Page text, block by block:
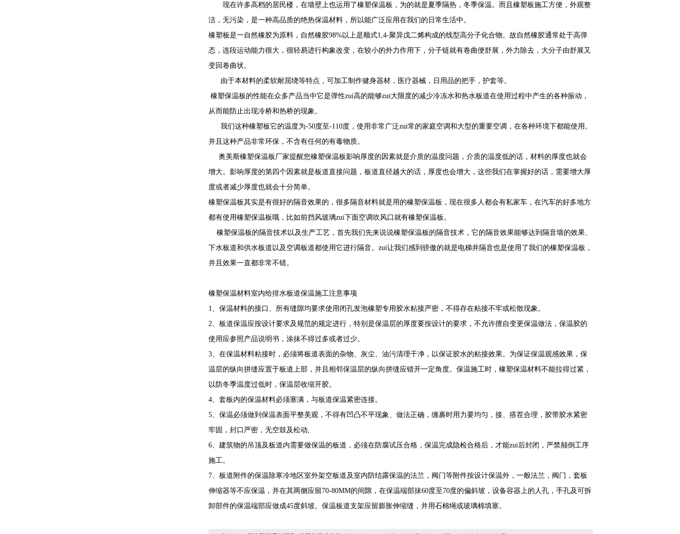
现在许多高档的居民楼，在墙壁上也运用了橡塑保温板，为的就是夏季隔热，冬季保温。而且橡塑板施工方便，外观整
洁，无污染，是一种高品质的绝热保温材料，所以能广泛应用在我们的日常生活中。
橡塑板是一自然橡胶为原料，自然橡胶98%以上是顺式1,4-聚异戊二烯构成的线型高分子化合物。故自然橡胶通常处于高弹
态，连段运动能力很大，很轻易进行构象改变，在较小的外力作用下，分子链就有卷曲便舒展，外力除去，大分子由舒展又
变回卷曲状。
由于本材料的柔软耐屈绕等特点，可加工制作健身器材，医疗器械，日用品的把手，护套等。
橡塑保温板的性能在众多产品当中它是弹性zui高的能够zui大限度的减少冷冻水和热水板道在使用过程中产生的各种振动，
从而能防止出现冷桥和热桥的现象。
我们这种橡塑板它的温度为-50度至-110度，使用非常广泛zui常的家庭空调和大型的重要空调，在各种环境下都能使用。
并且这种产品非常环保，不含有任何的有毒物质。
奥美斯橡塑保温板厂家提醒您橡塑保温板影响厚度的因素就是介质的温度问题，介质的温度低的话，材料的厚度也就会
增大。影响厚度的第四个因素就是板道直接问题，板道直径越大的话，厚度也会增大，这些我们在掌握好的话，需要增大厚
度或者减少厚度也就会十分简单。
橡塑保温板其实是有很好的隔音效果的，很多隔音材料就是用的橡塑保温板，现在很多人都会有私家车，在汽车的好多地方
都有使用橡塑保温板哦，比如前挡风玻璃zui下面空调吹风口就有橡塑保温板。
橡塑保温板的隔音技术以及生产工艺，首先我们先来说说橡塑保温板的隔音技术，它的隔音效果能够达到隔音墙的效果、
下水板道和供水板道以及空调板道都使用它进行隔音。zui让我们感到骄傲的就是电梯井隔音也是使用了我们的橡塑保温板，
并且效果一直都非常不错。
橡塑保温材料室内给排水板道保温施工注意事项
1、保温材料的接口、所有缝隙均要求使用闭孔发泡橡塑专用胶水粘接严密，不得存在粘接不牢或松散现象。
2、板道保温应按设计要求及规范的规定进行，特别是保温层的厚度要按设计的要求，不允许擅自变更保温做法，保温胶的
使用应参照产品说明书，涂抹不得过多或者过少。
3、在保温材料粘接时，必须将板道表面的杂物、灰尘、油污清理干净，以保证胶水的粘接效果。为保证保温观感效果，保
温层的纵向拼缝应置于板道上部，并且相邻保温层的纵向拼缝应错开一定角度。保温施工时，橡塑保温材料不能拉得过紧，
以防冬季温度过低时，保温层收缩开胶。
4、套板内的保温材料必须塞满，与板道保温紧密连接。
5、保温必须做到保温表面平整美观，不得有凹凸不平现象、做法正确，缠裹时用力要均匀，接、搭茬合理，胶带胶水紧密
牢固，封口严密，无空鼓及松动,
6、建筑物的吊顶及板道内需要做保温的板道，必须在防腐试压合格，保温完成隐检合格后，才能zui后封闭，严禁颠倒工序
施工。
7、板道附件的保温除寒冷地区室外架空板道及室内防结露保温的法兰，阀门等附件按设计保温外，一般法兰，阀门，套板
伸缩器等不应保温，并在其两侧应留70-80MM的间隙，在保温端部抹60度至70度的偏斜坡，设备容器上的人孔，手孔及可拆
卸部件的保温端部应做成45度斜坡。保温板道支架应留膨胀伸缩缝，并用石棉绳或玻璃棉填塞。